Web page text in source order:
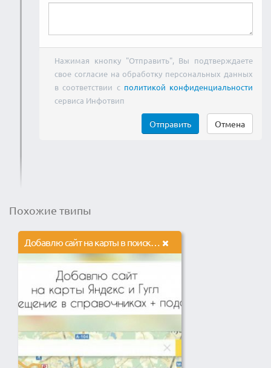
Нажимая кнопку "Отправить", Вы подтверждаете
свое согласие на обработку персональных данных
в соответствии с политикой конфиденциальности
сервиса Инфотвип
Отправить Отмена
Похожие твипы
Добавлю сайт на карты в поисковых системах + размещение в справочниках